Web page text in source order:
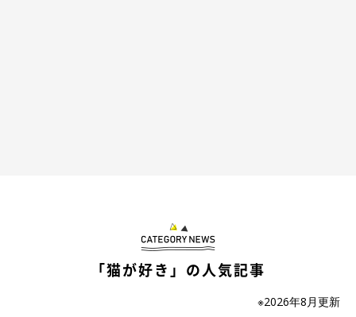
「猫が好き」の人気記事
※2026年8月更新